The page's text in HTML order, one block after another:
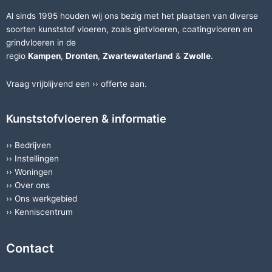
Al sinds 1995 houden wij ons bezig met het plaatsen van diverse
soorten kunststof vloeren, zoals gietvloeren, coatingvloeren en
grindvloeren in de
regio Kampen, Dronten, Zwartewaterland & Zwolle.
Vraag vrijblijvend een ›› offerte aan.
Kunststofvloeren & informatie
›› Bedrijven
›› Instellingen
›› Woningen
›› Over ons
›› Ons werkgebied
›› Kenniscentrum
Contact